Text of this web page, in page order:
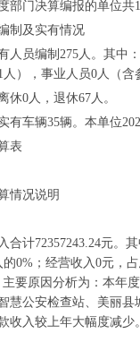
部门决算编报的单位
制及实有情况
人员编制275人。其中
人），事业人员0人（
休0人，退休67人。
有车辆35辆。本单位
表
情况说明
合计72357243.24元。
的0%；经营收入0元
主要原因分析为：本
慧公安检查站、美丽
收入较上年大幅度减少